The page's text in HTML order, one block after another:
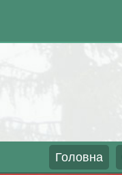
Skip
to
Головна